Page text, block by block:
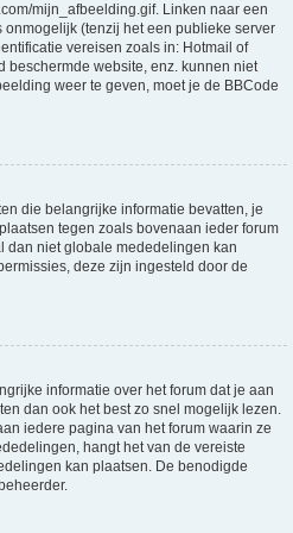
mijn_afbeelding.gif. Linken naar een
(tenzij het een publieke server
vereisen zoals in: Hotmail of
beschermde website, enz. kunnen niet
weer te geven, moet je de BBCode
die belangrijke informatie bevatten, je
tegen zoals bovenaan ieder forum
dan niet globale mededelingen kan
deze zijn ingesteld door de
informatie over het forum dat je aan
dan ook het best zo snel mogelijk lezen.
iedere pagina van het forum waarin ze
hangt het van de vereiste
kan plaatsen. De benodigde